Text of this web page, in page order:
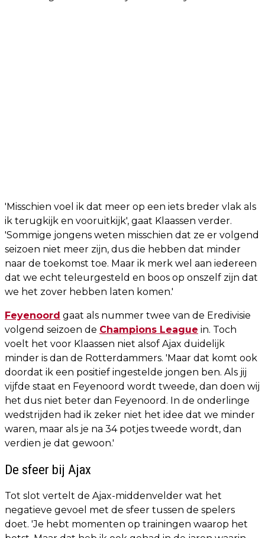
'Misschien voel ik dat meer op een iets breder vlak als
ik terugkijk en vooruitkijk', gaat Klaassen verder.
'Sommige jongens weten misschien dat ze er volgend
seizoen niet meer zijn, dus die hebben dat minder
naar de toekomst toe. Maar ik merk wel aan iedereen
dat we echt teleurgesteld en boos op onszelf zijn dat
we het zover hebben laten komen.'
Feyenoord gaat als nummer twee van de Eredivisie
volgend seizoen de Champions League in. Toch
voelt het voor Klaassen niet alsof Ajax duidelijk
minder is dan de Rotterdammers. 'Maar dat komt ook
doordat ik een positief ingestelde jongen ben. Als jij
vijfde staat en Feyenoord wordt tweede, dan doen wij
het dus niet beter dan Feyenoord. In de onderlinge
wedstrijden had ik zeker niet het idee dat we minder
waren, maar als je na 34 potjes tweede wordt, dan
verdien je dat gewoon.'
De sfeer bij Ajax
Tot slot vertelt de Ajax-middenvelder wat het
negatieve gevoel met de sfeer tussen de spelers
doet. 'Je hebt momenten op trainingen waarop het